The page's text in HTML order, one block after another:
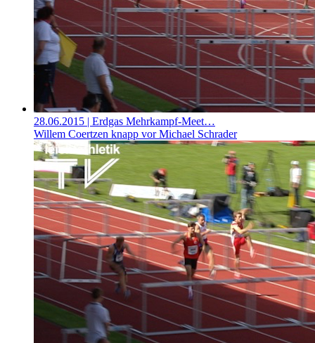
28.06.2015 | Erdgas Mehrkampf-Meet…
Willem Coertzen knapp vor Michael Schrader